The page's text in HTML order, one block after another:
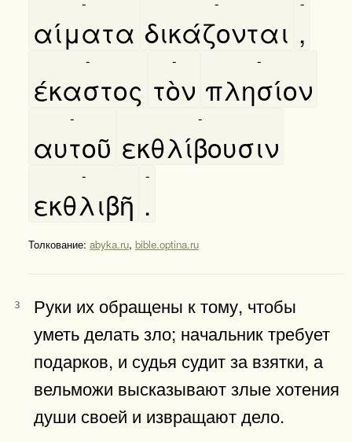
αίματα δικάζονται ,
έκαστος
-
τὸν
-
πλησίον
-
αυτοῦ
-
εκθλίβουσιν
-
εκθλιβῆ
-
.
-
Толкование: abyka.ru, bible.optina.ru
3
Руки их обращены к тому, чтобы
уметь делать зло; начальник требует
подарков, и судья судит за взятки, а
вельможи высказывают злые хотения
души своей и извращают дело.